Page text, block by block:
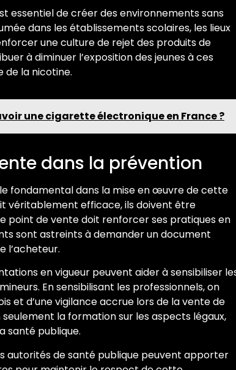
essentiel de créer des environnements sans
dans les établissements scolaires, les lieux
une culture de rejet des produits de
à diminuer l’exposition des jeunes à ces
de la nicotine.
une cigarette électronique en France ?
dans la prévention
fondamental dans la mise en œuvre de cette
véritablement efficace, ils doivent être
point de vente doit renforcer ses pratiques en
sont astreints à demander un document
l’acheteur.
en vigueur peuvent aider à sensibiliser
En sensibilisant les professionnels, on
et d’une vigilance accrue lors de la vente de
la formation sur les aspects légaux,
santé publique.
autorités de santé publique peuvent apporter